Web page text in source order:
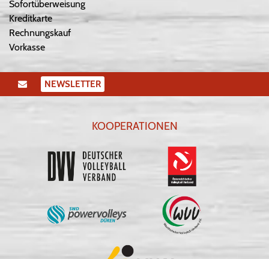
Sofortüberweisung
Kreditkarte
Rechnungskauf
Vorkasse
NEWSLETTER
KOOPERATIONEN